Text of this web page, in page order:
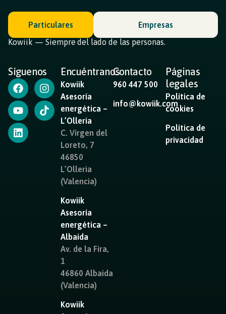
Particulares
Empresas
Kowiik — Siempre del lado de las personas.
Síguenos Encuéntranos
Kowiik
Asesoría
energética –
L’Olleria
C. Virgen del
Loreto, 7
46850
L’Olleria
(Valencia)
Kowiik
Asesoría
energética –
Albaida
Av. de la Fira,
1
46860 Albaida
(Valencia)
Kowiik
Contacto
960 447 500
info@kowiik.com
Páginas
legales
Política de
cookies
Política de
privacidad